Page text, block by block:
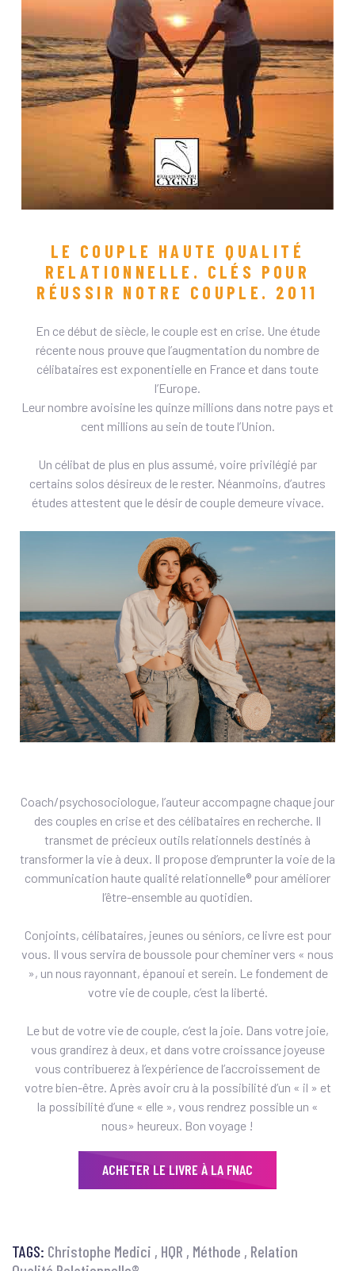
LE COUPLE HAUTE QUALITÉ
RELATIONNELLE. CLÉS POUR
RÉUSSIR NOTRE COUPLE. 2011
En ce début de siècle, le couple est en crise. Une étude
récente nous prouve que l’augmentation du nombre de
célibataires est exponentielle en France et dans toute
l’Europe.
Leur nombre avoisine les quinze millions dans notre pays et
cent millions au sein de toute l’Union.
Un célibat de plus en plus assumé, voire privilégié par
certains solos désireux de le rester. Néanmoins, d’autres
études attestent que le désir de couple demeure vivace.
Coach/psychosociologue, l’auteur accompagne chaque jour
des couples en crise et des célibataires en recherche. Il
transmet de précieux outils relationnels destinés à
transformer la vie à deux. Il propose d’emprunter la voie de la
communication haute qualité relationnelle® pour améliorer
l’être-ensemble au quotidien.
Conjoints, célibataires, jeunes ou séniors, ce livre est pour
vous. Il vous servira de boussole pour cheminer vers « nous
», un nous rayonnant, épanoui et serein. Le fondement de
votre vie de couple, c’est la liberté.
Le but de votre vie de couple, c’est la joie. Dans votre joie,
vous grandirez à deux, et dans votre croissance joyeuse
vous contribuerez à l’expérience de l’accroissement de
votre bien-être. Après avoir cru à la possibilité d’un « il » et
la possibilité d’une « elle », vous rendrez possible un «
nous» heureux. Bon voyage !
ACHETER LE LIVRE À LA FNAC
TAGS: Christophe Medici HQR Méthode Relation